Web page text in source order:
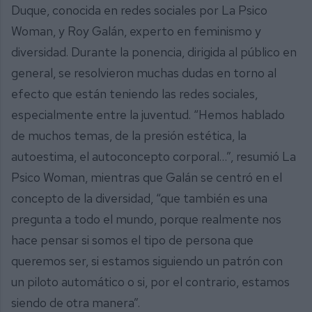
Duque, conocida en redes sociales por La Psico
Woman, y Roy Galán, experto en feminismo y
diversidad. Durante la ponencia, dirigida al público en
general, se resolvieron muchas dudas en torno al
efecto que están teniendo las redes sociales,
especialmente entre la juventud. “Hemos hablado
de muchos temas, de la presión estética, la
autoestima, el autoconcepto corporal…”, resumió La
Psico Woman, mientras que Galán se centró en el
concepto de la diversidad, “que también es una
pregunta a todo el mundo, porque realmente nos
hace pensar si somos el tipo de persona que
queremos ser, si estamos siguiendo un patrón con
un piloto automático o si, por el contrario, estamos
siendo de otra manera”.